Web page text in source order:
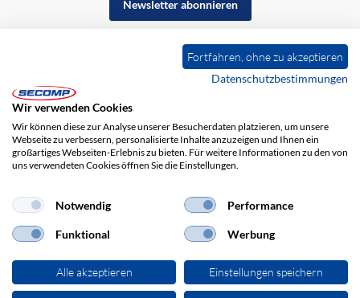
Newsletter abonnieren
Impressum Haftungsausschluss
Fortfahren, ohne zu akzeptieren
Datenschutzbestimmungen
Wir verwenden Cookies
Wir können diese zur Analyse unserer Besucherdaten platzieren, um unsere
Webseite zu verbessern, personalisierte Inhalte anzuzeigen und Ihnen ein
großartiges Webseiten-Erlebnis zu bieten. Für weitere Informationen zu den von
uns verwendeten Cookies öffnen Sie die Einstellungen.
Notwendig Performance
Funktional Werbung
Alle akzeptieren Einstellungen speichern